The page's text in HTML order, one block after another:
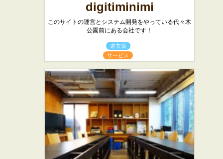
digitiminimi
このサイトの運営とシステム開発をやっている代々木
公園前にある会社です！
道玄坂
サービス